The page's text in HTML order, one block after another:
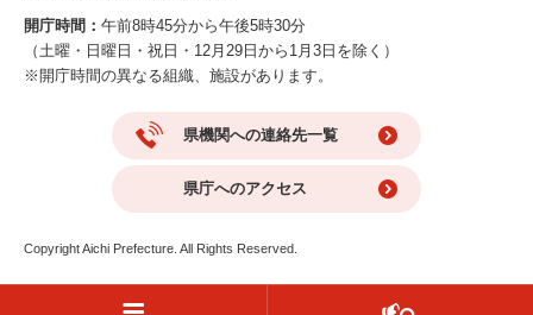
開庁時間： 午前8時45分から午後5時30分
（土曜・日曜日・祝日・12月29日から1月3日を除く）
※開庁時間の異なる組織、施設があります。
県機関への連絡先一覧
県庁へのアクセス
Copyright Aichi Prefecture. All Rights Reserved.